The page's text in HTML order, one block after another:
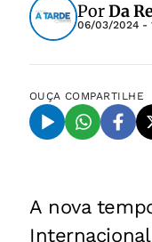
PorDa
06/03/2024 -
OUÇA COMPARTILHE
A nova